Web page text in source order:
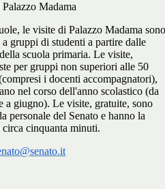
Madama
le visite di Palazzo Madama
a gruppi di studenti a partire dalle
scuola primaria. Le visite,
per gruppi non superiori alle 50
i docenti accompagnatori),
nel corso dell'anno scolastico (da
a giugno). Le visite, gratuite, sono
personale del Senato e hanno la
circa cinquanta minuti.